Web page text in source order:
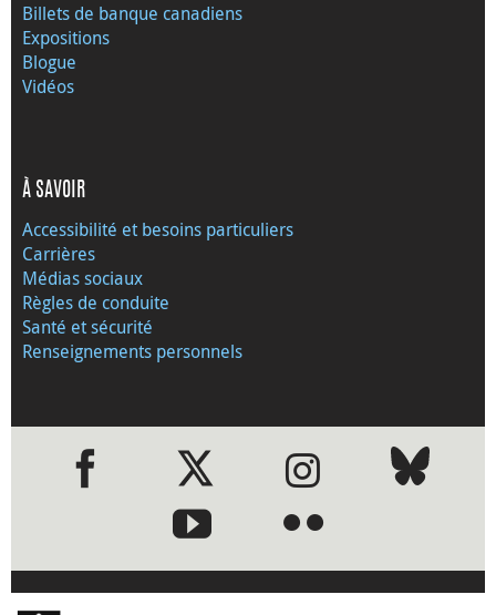
Billets de banque canadiens
Expositions
Blogue
Vidéos
À SAVOIR
Accessibilité et besoins particuliers
Carrières
Médias sociaux
Règles de conduite
Santé et sécurité
Renseignements personnels
●●